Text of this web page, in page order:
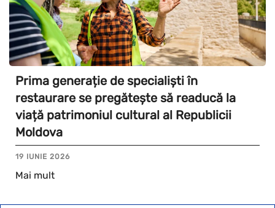
Prima generație de specialiști în
restaurare se pregătește să readucă la
viață patrimoniul cultural al Republicii
Moldova
19 IUNIE 2026
Mai mult